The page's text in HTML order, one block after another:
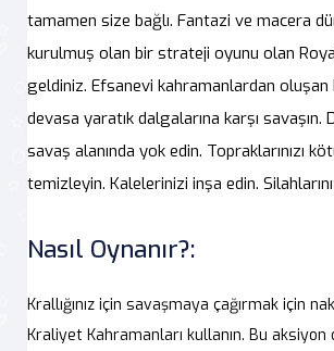
tamamen size bağlı. Fantazi ve macera
kurulmuş olan bir strateji oyunu olan
geldiniz. Efsanevi kahramanlardan
devasa yaratık dalgalarına karşı savaşın.
savaş alanında yok edin. Topraklarınızı
temizleyin. Kalelerinizi inşa edin.
Nasıl Oynanır?:
Krallığınız için savaşmaya çağırmak için
Kraliyet Kahramanları kullanın. Bu